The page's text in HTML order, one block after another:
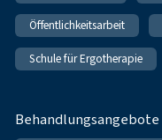
Öffentlichkeitsarbeit
Schule für Ergotherapie
Behandlungsangebote